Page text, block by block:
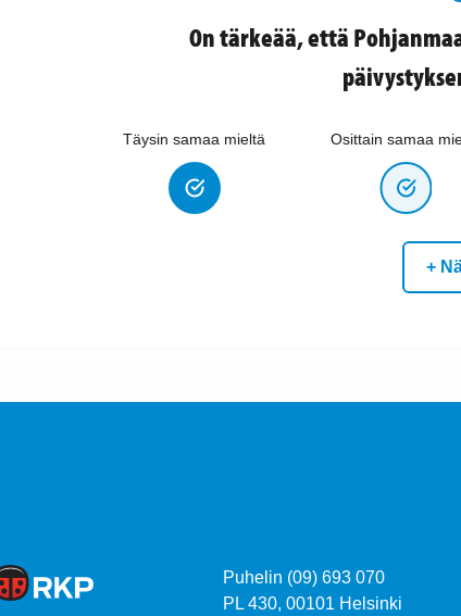
On tärkeää, että
Täysin samaa mieltä Osittain samaa
+
Puhelin (09) 693 070
PL 430, 00101 Helsinki